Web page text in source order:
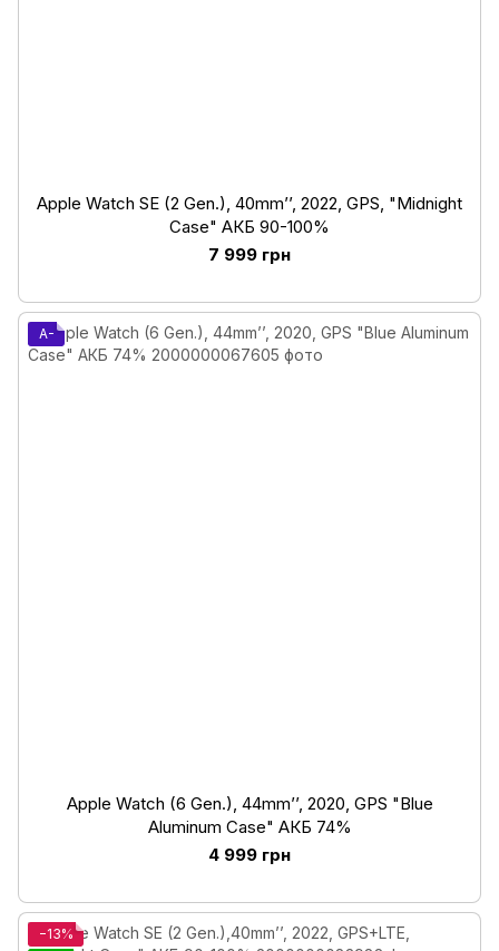
Apple Watch SE (2 Gen.), 40mm’’, 2022, GPS, "Midnight
Case" АКБ 90-100%
7 999 грн
A-
Apple Watch (6 Gen.), 44mm’’, 2020, GPS "Blue
Aluminum Case" АКБ 74%
4 999 грн
−13%